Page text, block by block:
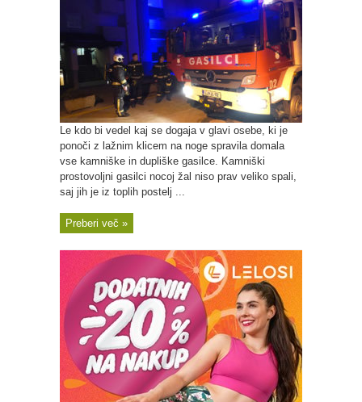
Le kdo bi vedel kaj se dogaja v glavi osebe, ki je
ponoči z lažnim klicem na noge spravila domala
vse kamniške in dupliške gasilce. Kamniški
prostovoljni gasilci nocoj žal niso prav veliko spali,
saj jih je iz toplih postelj ...
Preberi več »